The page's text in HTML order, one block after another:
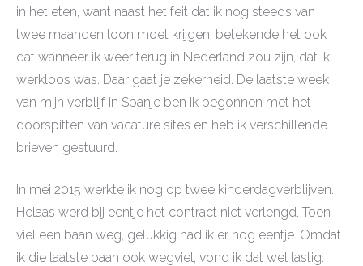
in het eten, want naast het feit dat ik nog steeds van
twee maanden loon moet krijgen, betekende het ook
dat wanneer ik weer terug in Nederland zou zijn, dat ik
werkloos was. Daar gaat je zekerheid. De laatste week
van mijn verblijf in Spanje ben ik begonnen met het
doorspitten van vacature sites en heb ik verschillende
brieven gestuurd.
In mei 2015 werkte ik nog op twee kinderdagverblijven.
Helaas werd bij eentje het contract niet verlengd. Toen
viel een baan weg, gelukkig had ik er nog eentje. Omdat
ik die laatste baan ook wegviel, vond ik dat wel lastig.